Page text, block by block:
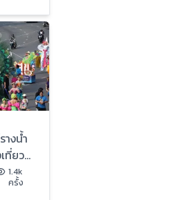
งน้ำ
ที่ยว
นน้ำ
างน้ำ
1.4k
ครั้ง